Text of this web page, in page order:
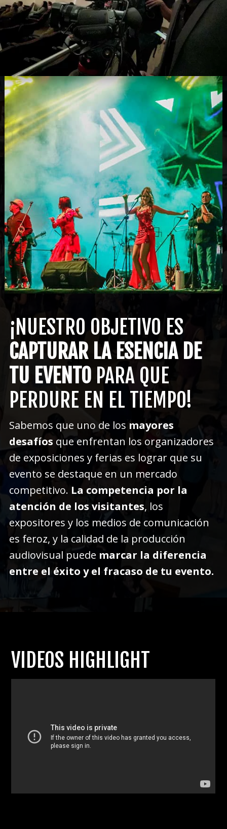
¡NUESTRO OBJETIVO ES
CAPTURAR LA ESENCIA DE
TU EVENTOPARA QUE
PERDURE EN EL TIEMPO!
Sabemos que uno de los mayores
desafíos que enfrentan los organizadores
de exposiciones y ferias es lograr que su
evento se destaque en un mercado
competitivo. La competencia por la
atención de los visitantes, los
expositores y los medios de comunicación
es feroz, y la calidad de la producción
audiovisual puede marcar la diferencia
entre el éxito y el fracaso de tu evento.
VIDEOS HIGHLIGHT